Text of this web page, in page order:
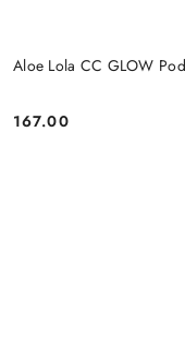
Aloe Lola CC GLOW
Cena:
167.00